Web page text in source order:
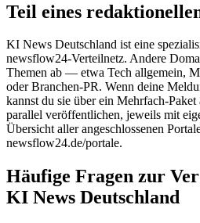
Teil eines
KI News Deutschland ist eine
newsflow24-Verteilnetz. Andere
Themen ab — etwa Tech allgemein,
oder Branchen-PR. Wenn deine
kannst du sie über ein Mehrfach-
parallel veröffentlichen, jeweils mit
Übersicht aller angeschlossenen
newsflow24.de/portale.
Häufige Fragen zur
KI News Deutschland